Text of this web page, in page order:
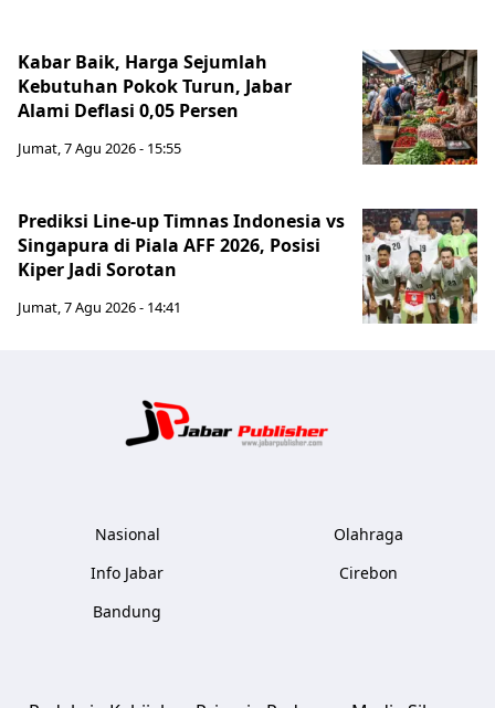
Kabar Baik, Harga Sejumlah
Kebutuhan Pokok Turun, Jabar
Alami Deflasi 0,05 Persen
Jumat, 7 Agu 2026 - 15:55
Prediksi Line-up Timnas Indonesia vs
Singapura di Piala AFF 2026, Posisi
Kiper Jadi Sorotan
Jumat, 7 Agu 2026 - 14:41
Nasional
Info Jabar
Bandung
Olahraga
Cirebon